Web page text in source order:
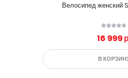
Велосипед женский
16 999
В